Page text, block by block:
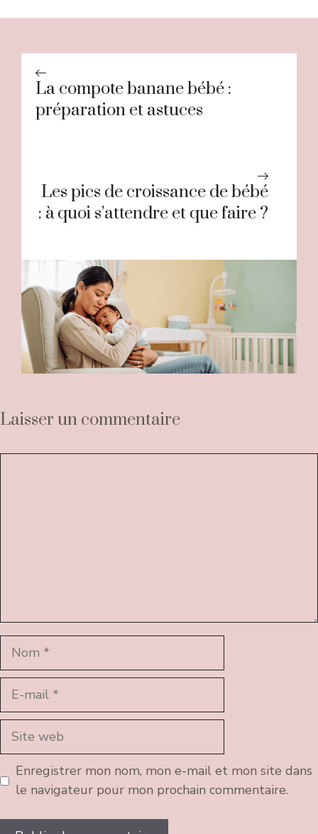
La compote banane bébé :
préparation et astuces
Les pics de croissance de bébé
: à quoi s’attendre et que faire ?
Laisser un commentaire
Nom
Site
Enregistrer mon nom, mon e-mail et mon site dans
le navigateur pour mon prochain commentaire.